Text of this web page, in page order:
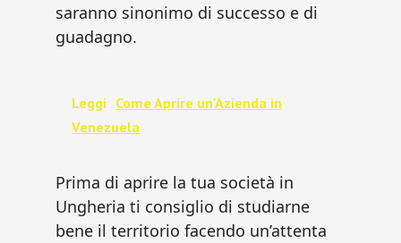
saranno sinonimo di successo e di
guadagno.
Leggi Come Aprire un'Azienda in
Venezuela
Prima di aprire la tua società in
Ungheria ti consiglio di studiarne
bene il territorio facendo un’attenta